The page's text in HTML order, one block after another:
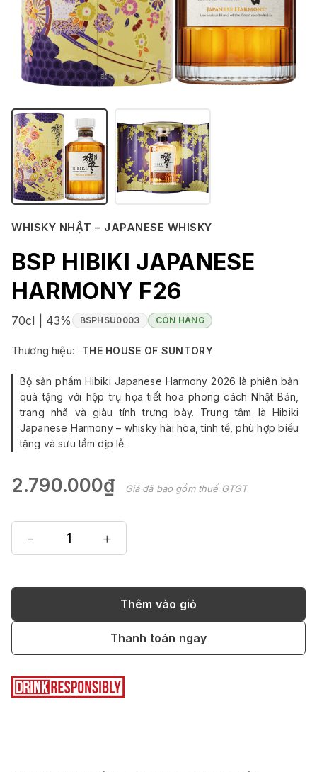
WHISKY NHẬT – JAPANESE WHISKY
BSP HIBIKI JAPANESE
HARMONY F26
70cl | 43% BSPHSU0003 CÒN HÀNG
Thương hiệu: THE HOUSE OF SUNTORY
Bộ sản phẩm Hibiki Japanese Harmony 2026 là phiên bản
quà tặng với hộp trụ họa tiết hoa phong cách Nhật Bản,
trang nhã và giàu tính trưng bày. Trung tâm là Hibiki
Japanese Harmony – whisky hài hòa, tinh tế, phù hợp biếu
tặng và sưu tầm dịp lễ.
2.790.000₫ Giá đã bao gồm thuế GTGT
- +
Thêm vào giỏ
Thanh toán ngay